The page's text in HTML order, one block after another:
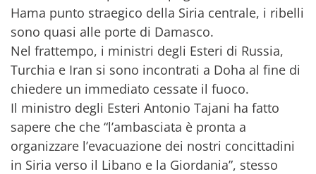
Hama punto straegico della Siria centrale, i ribelli
sono quasi alle porte di Damasco.
Nel frattempo, i ministri degli Esteri di Russia,
Turchia e Iran si sono incontrati a Doha al fine di
chiedere un immediato cessate il fuoco.
Il ministro degli Esteri Antonio Tajani ha fatto
sapere che che “l’ambasciata è pronta a
organizzare l’evacuazione dei nostri concittadini
in Siria verso il Libano e la Giordania”, stesso